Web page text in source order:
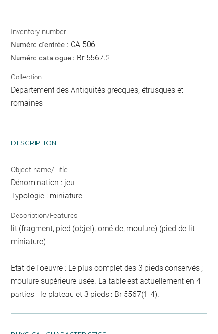
Inventory number
Numéro d'entrée : CA 506
Numéro catalogue : Br 5567.2
Collection
Département des Antiquités grecques, étrusques et
romaines
DESCRIPTION
Object name/Title
Dénomination : jeu
Typologie : miniature
Description/Features
lit (fragment, pied (objet), orné de, moulure) (pied de lit
miniature)
Etat de l'oeuvre : Le plus complet des 3 pieds conservés ;
moulure supérieure usée. La table est actuellement en 4
parties - le plateau et 3 pieds : Br 5567(1-4).